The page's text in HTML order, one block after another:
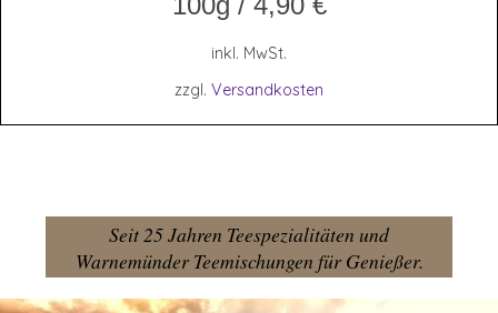
inkl. MwSt.
zzgl. Versandkosten
Seit 25 Jahren Teespezialitäten und
Warnemünder Teemischungen für Genießer.